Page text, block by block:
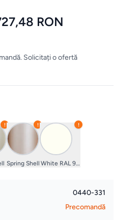
RON
Solicitați o ofertă
! !
Spring Shell
!
White RAL 9010
0440-331
Precomandă